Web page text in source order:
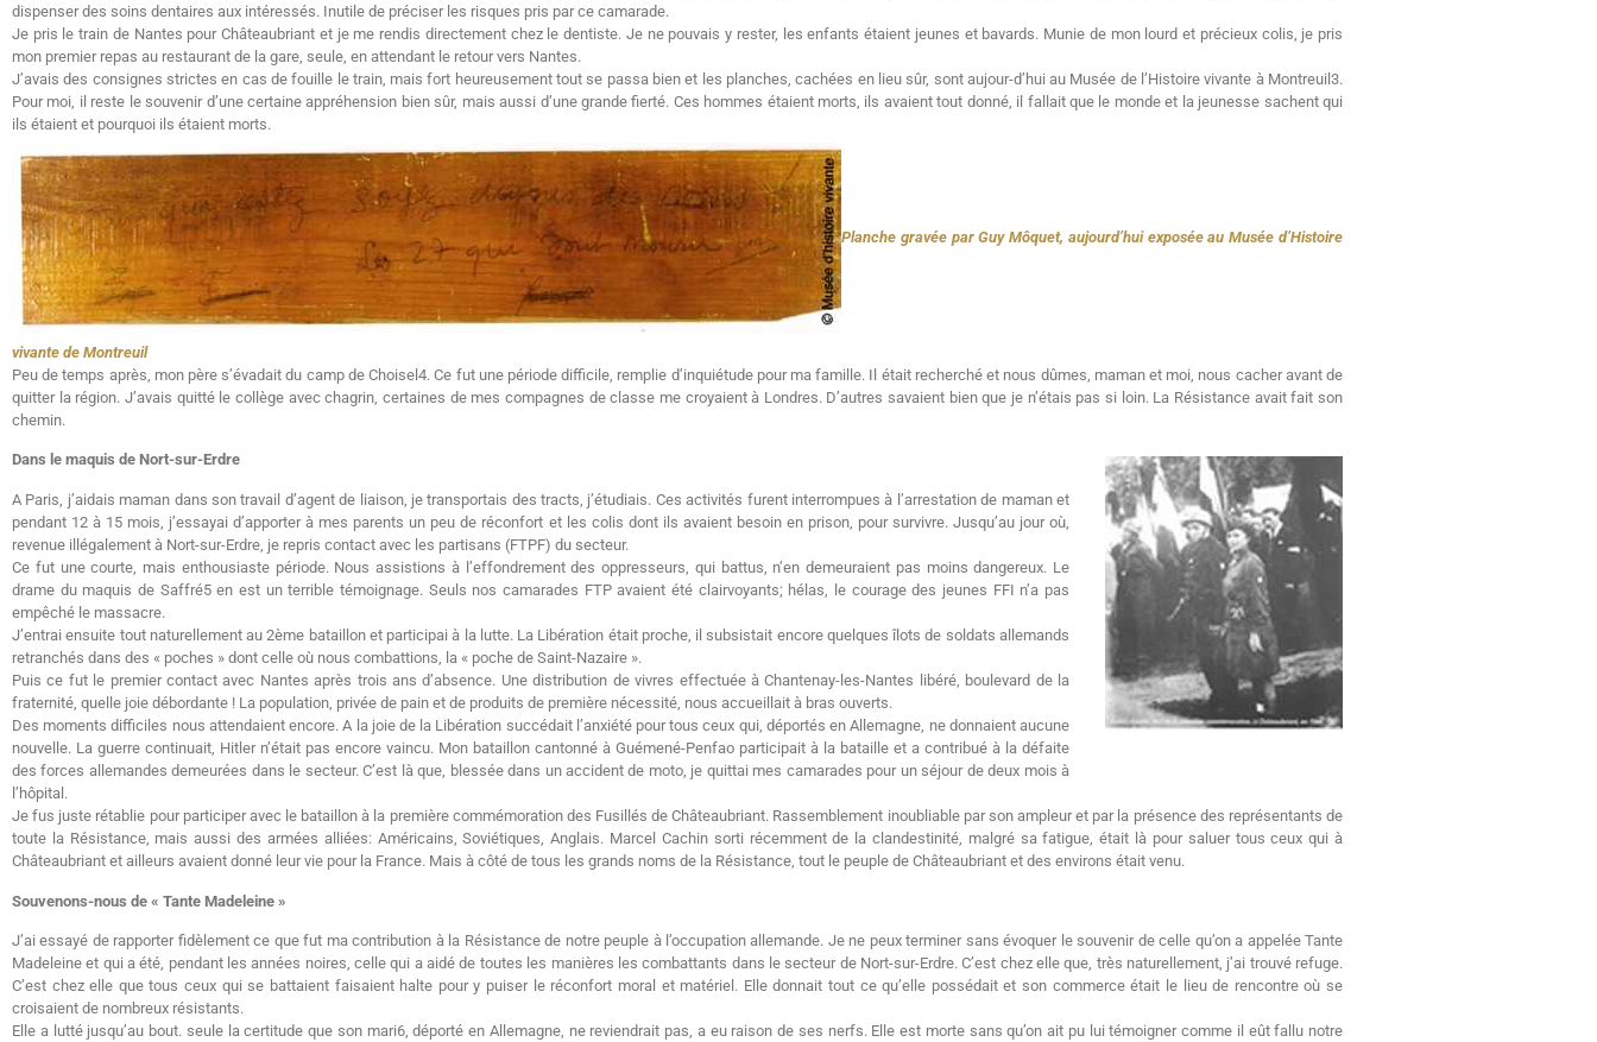
dispenser des soins dentaires aux intéressés. Inutile de préciser les risques pris par ce camarade.
Je pris le train de Nantes pour Châteaubriant et je me rendis directement chez le dentiste. Je ne pouvais y rester, les enfants étaient jeunes et bavards. Munie de mon lourd et précieux colis, je pris
mon premier repas au restaurant de la gare, seule, en attendant le retour vers Nantes.
J’avais des consignes strictes en cas de fouille le train, mais fort heureusement tout se passa bien et les planches, cachées en lieu sûr, sont aujour-d’hui au Musée de l’Histoire vivante à Montreuil3.
Pour moi, il reste le souvenir d’une certaine appréhension bien sûr, mais aussi d’une grande fierté. Ces hommes étaient morts, ils avaient tout donné, il fallait que le monde et la jeunesse sachent qui
ils étaient et pourquoi ils étaient morts.
Planche gravée par Guy Môquet, aujourd’hui exposée au Musée d’Histoire
vivante de Montreuil
Peu de temps après, mon père s’évadait du camp de Choisel4. Ce fut une période difficile, remplie d’inquiétude pour ma famille. Il était recherché et nous dûmes, maman et moi, nous cacher avant de
quitter la région. J’avais quitté le collège avec chagrin, certaines de mes compagnes de classe me croyaient à Londres. D’autres savaient bien que je n’étais pas si loin. La Résistance avait fait son
chemin.
Dans le maquis de Nort-sur-Erdre
A Paris, j’aidais maman dans son travail d’agent de liaison, je transportais des tracts, j’étudiais. Ces activités furent interrompues à l’arrestation de maman et
pendant 12 à 15 mois, j’essayai d’apporter à mes parents un peu de réconfort et les colis dont ils avaient besoin en prison, pour survivre. Jusqu’au jour où,
revenue illégalement à Nort-sur-Erdre, je repris contact avec les partisans (FTPF) du secteur.
Ce fut une courte, mais enthousiaste période. Nous assistions à l’effondrement des oppresseurs, qui battus, n’en demeuraient pas moins dangereux. Le
drame du maquis de Saffré5 en est un terrible témoignage. Seuls nos camarades FTP avaient été clairvoyants; hélas, le courage des jeunes FFI n’a pas
empêché le massacre.
J’entrai ensuite tout naturellement au 2ème bataillon et participai à la lutte. La Libération était proche, il subsistait encore quelques îlots de soldats allemands
retranchés dans des « poches » dont celle où nous combattions, la « poche de Saint-Nazaire ».
Puis ce fut le premier contact avec Nantes après trois ans d’absence. Une distribution de vivres effectuée à Chantenay-les-Nantes libéré, boulevard de la
fraternité, quelle joie débordante ! La population, privée de pain et de produits de première nécessité, nous accueillait à bras ouverts.
Des moments difficiles nous attendaient encore. A la joie de la Libération succédait l’anxiété pour tous ceux qui, déportés en Allemagne, ne donnaient aucune
nouvelle. La guerre continuait, Hitler n’était pas encore vaincu. Mon bataillon cantonné à Guémené-Penfao participait à la bataille et a contribué à la défaite
des forces allemandes demeurées dans le secteur. C’est là que, blessée dans un accident de moto, je quittai mes camarades pour un séjour de deux mois à
l’hôpital.
Je fus juste rétablie pour participer avec le bataillon à la première commémoration des Fusillés de Châteaubriant. Rassemblement inoubliable par son ampleur et par la présence des représentants de
toute la Résistance, mais aussi des armées alliées: Américains, Soviétiques, Anglais. Marcel Cachin sorti récemment de la clandestinité, malgré sa fatigue, était là pour saluer tous ceux qui à
Châteaubriant et ailleurs avaient donné leur vie pour la France. Mais à côté de tous les grands noms de la Résistance, tout le peuple de Châteaubriant et des environs était venu.
Souvenons-nous de « Tante Madeleine »
J’ai essayé de rapporter fidèlement ce que fut ma contribution à la Résistance de notre peuple à l’occupation allemande. Je ne peux terminer sans évoquer le souvenir de celle qu’on a appelée Tante
Madeleine et qui a été, pendant les années noires, celle qui a aidé de toutes les manières les combattants dans le secteur de Nort-sur-Erdre. C’est chez elle que, très naturellement, j’ai trouvé refuge.
C’est chez elle que tous ceux qui se battaient faisaient halte pour y puiser le réconfort moral et matériel. Elle donnait tout ce qu’elle possédait et son commerce était le lieu de rencontre où se
croisaient de nombreux résistants.
Elle a lutté jusqu’au bout. seule la certitude que son mari6, déporté en Allemagne, ne reviendrait pas, a eu raison de ses nerfs. Elle est morte sans qu’on ait pu lui témoigner comme il eût fallu notre